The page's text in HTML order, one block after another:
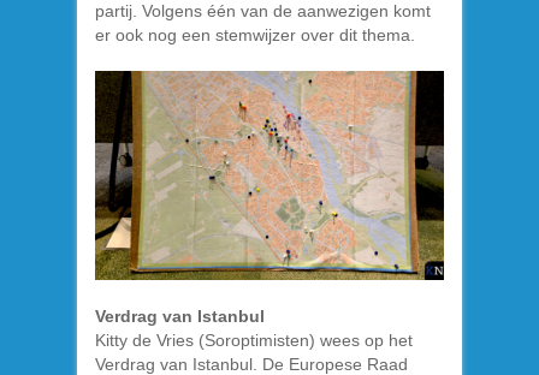
partij. Volgens één van de aanwezigen komt
er ook nog een stemwijzer over dit thema.
Verdrag van Istanbul
Kitty de Vries (Soroptimisten) wees op het
Verdrag van Istanbul. De Europese Raad